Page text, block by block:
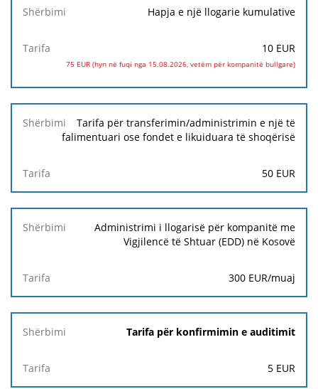
Hapja e një llogarie kumulative
10 EUR
75 EUR (hyn në fuqi nga 15.08.2026, vetëm për kompanitë bullgare)
Tarifa për transferimin/administrimin e një të
falimentuari ose fondet e likuiduara të shoqërisë
50 EUR
Administrimi i llogarisë për kompanitë me
Vigjilencë të Shtuar (EDD) në Kosovë
300 EUR/muaj
Tarifa për konfirmimin e auditimit
5 EUR